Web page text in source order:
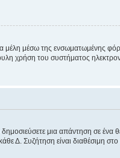
μέσω της ενσωματωμένης
χρήση του συστήματος
μια απάντηση σε ένα
Δ. Συζήτηση είναι διαθέσιμη